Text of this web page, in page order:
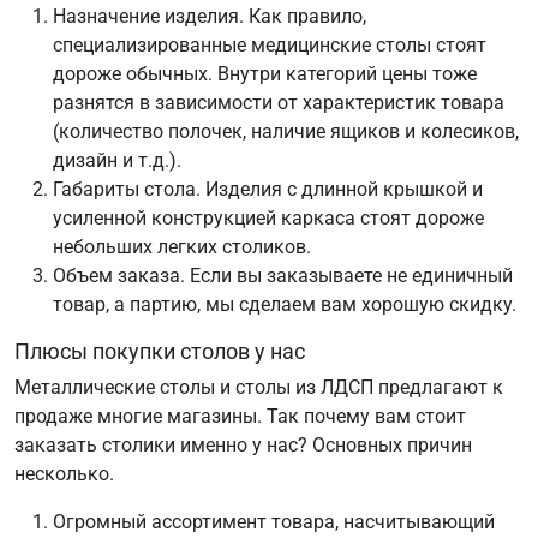
Назначение изделия. Как правило,
специализированные медицинские столы стоят
дороже обычных. Внутри категорий цены тоже
разнятся в зависимости от характеристик товара
(количество полочек, наличие ящиков и колесиков,
дизайн и т.д.).
Габариты стола. Изделия с длинной крышкой и
усиленной конструкцией каркаса стоят дороже
небольших легких столиков.
Объем заказа. Если вы заказываете не единичный
товар, а партию, мы сделаем вам хорошую скидку.
Плюсы покупки столов у нас
Металлические столы и столы из ЛДСП предлагают к
продаже многие магазины. Так почему вам стоит
заказать столики именно у нас? Основных причин
несколько.
Огромный ассортимент товара, насчитывающий